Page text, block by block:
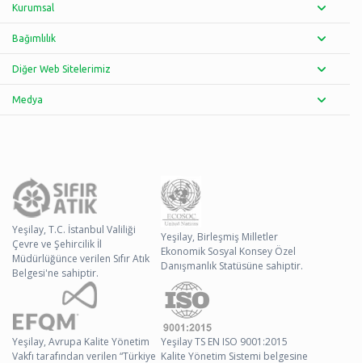
Kurumsal
Bağımlılık
Diğer Web Sitelerimiz
Medya
Yeşilay, T.C. İstanbul Valiliği
Çevre ve Şehircilik İl
Müdürlüğünce verilen Sıfır Atık
Belgesi'ne sahiptir.
Yeşilay, Birleşmiş Milletler
Ekonomik Sosyal Konsey Özel
Danışmanlık Statüsüne sahiptir.
Yeşilay, Avrupa Kalite Yönetim
Vakfı tarafından verilen “Türkiye
Yeşilay TS EN ISO 9001:2015
Kalite Yönetim Sistemi belgesine